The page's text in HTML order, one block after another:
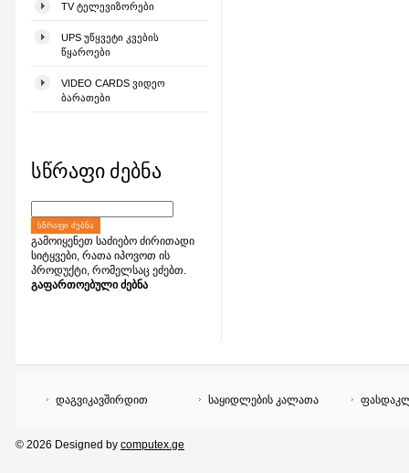
TV ᲢᲔᲚᲔᲕᲘᲖᲝᲠᲔᲑᲘ
UPS ᲣᲬᲧᲕᲔᲢᲘ ᲙᲕᲔᲑᲘᲡ
ᲬᲧᲐᲠᲝᲔᲑᲘ
VIDEO CARDS ᲕᲘᲓᲔᲝ
ᲑᲐᲠᲐᲗᲔᲑᲘ
სწრაფი ძებნა
ᲡᲬᲠᲐᲤᲘ ᲫᲔᲑᲜᲐ
გამოიყენეთ საძიებო ძირითადი
სიტყვები, რათა იპოვოთ ის
პროდუქტი, რომელსაც ეძებთ.
გაფართოებული ძებნა
დაგვიკავშირდით საყიდლების კალათა
© 2026 Designed by computex.ge